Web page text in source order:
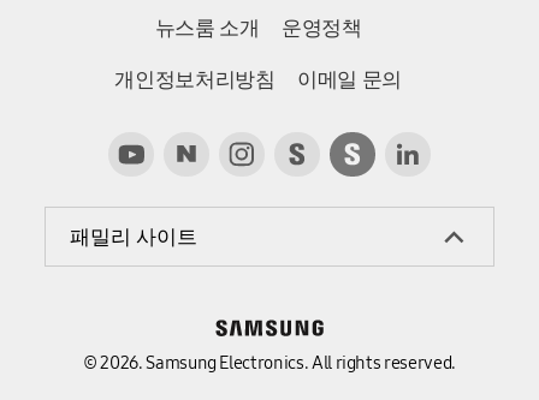
뉴스룸 소개 운영정책
개인정보처리방침 이메일 문의
패밀리 사이트
© 2026. Samsung Electronics. All rights reserved.